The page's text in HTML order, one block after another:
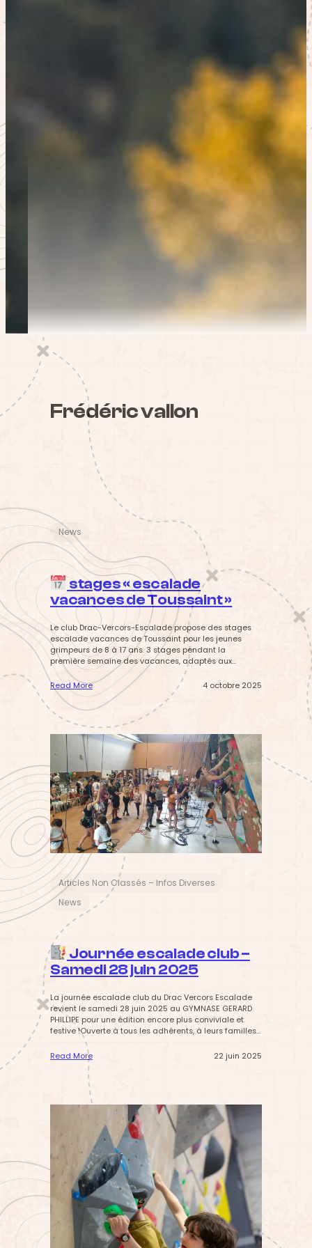
Frédéric vallon
News
stages « escalade
vacances de Toussaint »
Le club Drac-Vercors-Escalade propose des stages
escalade vacances de Toussaint pour les jeunes
grimpeurs de 8 à 17 ans. 3 stages pendant la
première semaine des vacances, adaptés aux
niveaux et catégories d’âge différents. Ces stages
sont réservés dans un premier temps aux adhérents
du club, mais pourront accueillir des jeunes extérieurs
s’il reste des places. Les…
Read More
t
a
g
s
«
e
s
c
a
l
e
a
c
e
s
e
T
o
u
s
4 octobre 2025
Articles Non Classés – Infos Diverses
News
Journée escalade club –
Samedi 28 juin 2025
La journée escalade club du Drac Vercors Escalade
revient le samedi 28 juin 2025 au GYMNASE GERARD
PHILLIPE pour une édition encore plus conviviale et
festive !Ouverte à tous les adhérents, à leurs familles
et amis, cette journée est l’occasion de se retrouver
autour de notre passion commune : l’escalade.
Grimpe pour tous les niveaux, repas partagé,
barbecue… un…
Read More
o
é
e
e
s
c
a
l
a
d
22 juin 2025